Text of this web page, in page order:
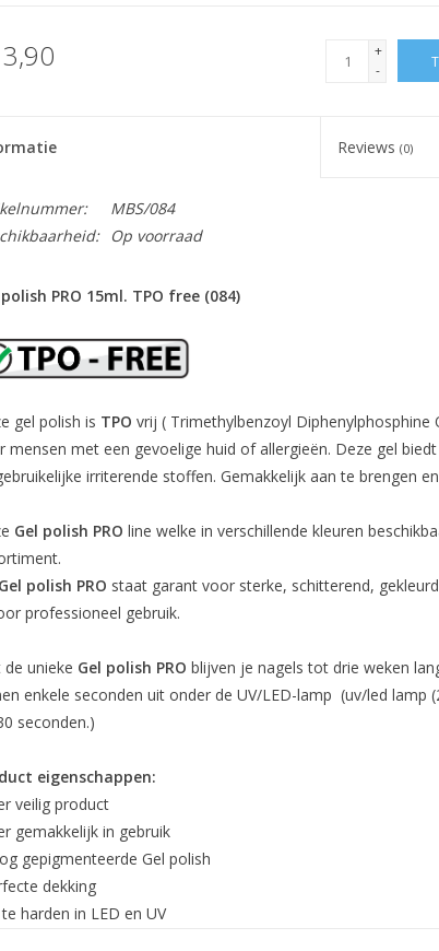
+
-
Reviews(0)
MBS/084
Op voorraad
PRO 15ml. TPO free (084)
gel polish is TPO vrij ( Trimethylbenzoyl
mensen met een gevoelige huid of allergieën. Deze gel
irriterende stoffen. Gemakkelijk aan te brengen
Gel polish PRO line welke in verschillende kleuren
Gel polish PRO staat garant voor sterke, schitterend,
professioneel gebruik.
de unieke Gel polish PRO blijven je nagels tot drie weken
enkele seconden uit onder de UV/LED-lamp (uv/led lamp
seconden.)
eigenschappen:
veilig product
gemakkelijk in gebruik
gepigmenteerde Gel polish
dekking
harden in LED en UV